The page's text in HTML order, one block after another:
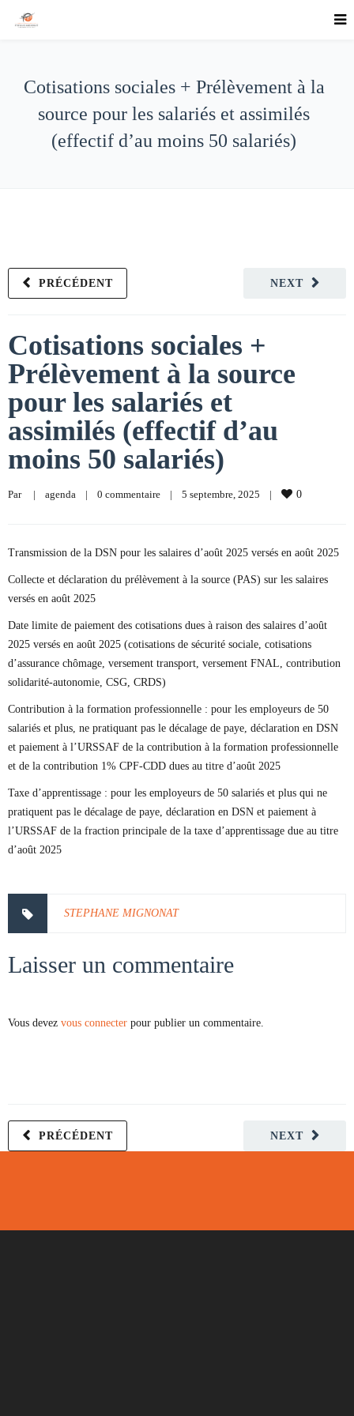
Cotisations sociales + Prélèvement à la
source pour les salariés et assimilés
(effectif d’au moins 50 salariés)
NEXT
PRÉCÉDENT
Cotisations sociales +
Prélèvement à la source
pour les salariés et
assimilés (effectif d’au
moins 50 salariés)
Par | agenda | 0 commentaire | 5 septembre, 2025 | 0
Transmission de la DSN pour les salaires d’août 2025 versés en août 2025
Collecte et déclaration du prélèvement à la source (PAS) sur les salaires
versés en août 2025
Date limite de paiement des cotisations dues à raison des salaires d’août
2025 versés en août 2025 (cotisations de sécurité sociale, cotisations
d’assurance chômage, versement transport, versement FNAL, contribution
solidarité-autonomie, CSG, CRDS)
Contribution à la formation professionnelle : pour les employeurs de 50
salariés et plus, ne pratiquant pas le décalage de paye, déclaration en DSN
et paiement à l’URSSAF de la contribution à la formation professionnelle
et de la contribution 1% CPF-CDD dues au titre d’août 2025
Taxe d’apprentissage : pour les employeurs de 50 salariés et plus qui ne
pratiquent pas le décalage de paye, déclaration en DSN et paiement à
l’URSSAF de la fraction principale de la taxe d’apprentissage due au titre
d’août 2025
STEPHANE MIGNONAT
Laisser un commentaire
Vous devez vous connecter pour publier un commentaire.
NEXT
PRÉCÉDENT